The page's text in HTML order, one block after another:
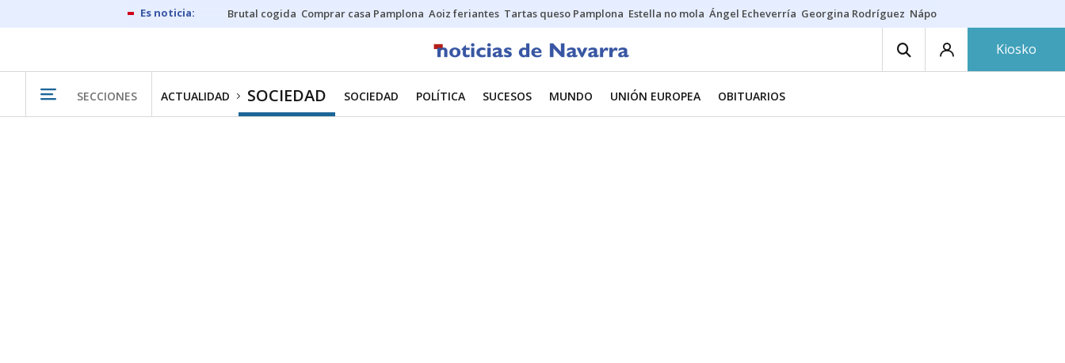
Brutal cogida Comprar casa Pamplona Aoiz feriantes Tartas queso Pamplona Estella no mola Ángel Echeverría Georgina Rodríguez Nápoles - Osasuna
Kiosko
SECCIONES ACTUALIDAD SOCIEDAD SOCIEDAD POLÍTICA SUCESOS MUNDO UNIÓN EUROPEA OBITUARIOS